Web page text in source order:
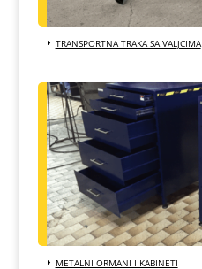
TRANSPORTNA TRAKA SA VALJCIMA
METALNI ORMANI I KABINETI